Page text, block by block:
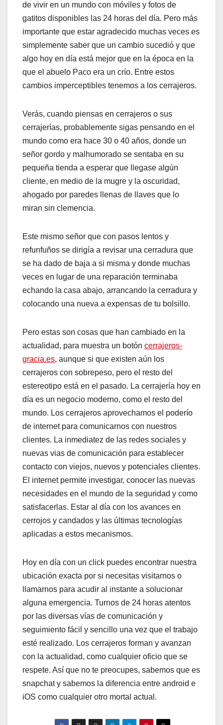
de vivir en un mundo con móviles y fotos de
gatitos disponibles las 24 horas del día. Pero más
importante que estar agradecido muchas veces es
simplemente saber que un cambio sucedió y que
algo hoy en día está mejor que en la época en la
que el abuelo Paco era un crío. Entre estos
cambios imperceptibles tenemos a los cerrajeros.
Verás, cuando piensas en cerrajeros o sus
cerrajerías, probablemente sigas pensando en el
mundo como era hace 30 o 40 años, donde un
señor gordo y malhumorado se sentaba en su
pequeña tienda a esperar que llegase algún
cliente, en medio de la mugre y la oscuridad,
ahogado por paredes llenas de llaves que lo
miran sin clemencia.
Este mismo señor que con pasos lentos y
refunfuños se dirigía a revisar una cerradura que
se ha dado de baja a si misma y donde muchas
veces en lugar de una reparación terminaba
echando la casa abajo, arrancando la cerradura y
colocando una nueva a expensas de tu bolsillo.
Pero estas son cosas que han cambiado en la
actualidad, para muestra un botón cerrajeros-
gracia.es, aunque si que existen aún los
cerrajeros con sobrepeso, pero el resto del
estereotipo está en el pasado. La cerrajería hoy en
día es un negocio moderno, como el resto del
mundo. Los cerrajeros aprovechamos el poderío
de internet para comunicarnos con nuestros
clientes. La inmediatez de las redes sociales y
nuevas vias de comunicación para establecer
contacto con viejos, nuevos y potenciales clientes.
El internet permite investigar, conocer las nuevas
necesidades en el mundo de la seguridad y como
satisfacerlas. Estar al día con los avances en
cerrojos y candados y las últimas tecnologías
aplicadas a estos mecanismos.
Hoy en día con un click puedes encontrar nuestra
ubicación exacta por si necesitas visitarnos o
llamarnos para acudir al instante a solucionar
alguna emergencia. Turnos de 24 horas atentos
por las diversas vías de comunicación y
seguimiento fácil y sencillo una vez que el trabajo
esté realizado. Los cerrajeros forman y avanzan
con la actualidad, como cualquier oficio que se
respete. Así que no te preocupes, sabemos que es
snapchat y sabemos la diferencia entre android e
iOS como cualquier otro mortal actual.